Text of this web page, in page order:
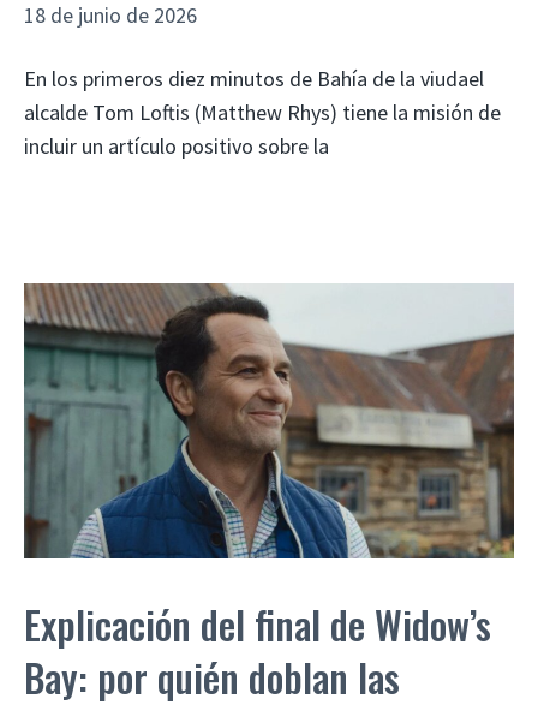
18 de junio de 2026
En los primeros diez minutos de Bahía de la viudael
alcalde Tom Loftis (Matthew Rhys) tiene la misión de
incluir un artículo positivo sobre la
Explicación del final de Widow’s
Bay: por quién doblan las